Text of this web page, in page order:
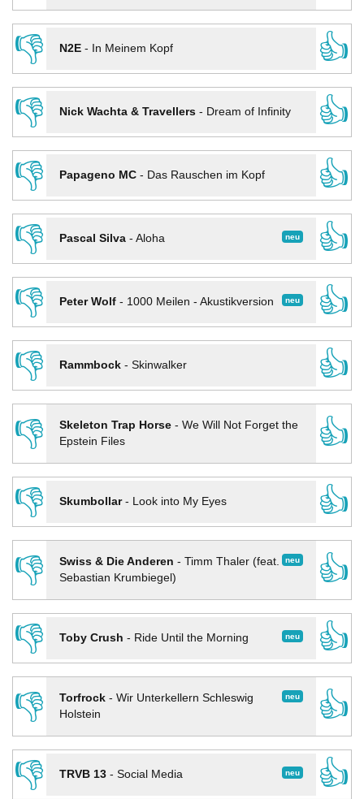
👎
N2E- In Meinem Kopf
👍
👎
Nick Wachta & Travellers- Dream of Infinity
👍
👎
Papageno MC- Das Rauschen im Kopf
👍
👎
neu
Pascal Silva- Aloha
👍
👎
neu
Peter Wolf- 1000 Meilen - Akustikversion
👍
👎
Rammbock- Skinwalker
👍
👎
Skeleton Trap Horse- We Will Not Forget the
Epstein Files
👍
👎
Skumbollar- Look into My Eyes
👍
👎
neu
Swiss & Die Anderen - Timm Thaler (feat.
Sebastian Krumbiegel)
👍
👎
neu
Toby Crush - Ride Until the Morning
👍
👎
neu
Torfrock- Wir Unterkellern Schleswig
Holstein
👍
👎
neu
TRVB 13- Social Media
👍